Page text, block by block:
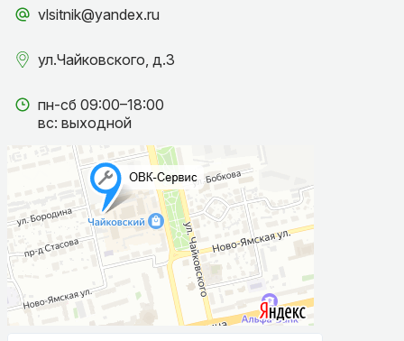
vlsitnik@yandex.ru
ул.Чайковского, д.3
пн-сб 09:00–18:00
вс: выходной